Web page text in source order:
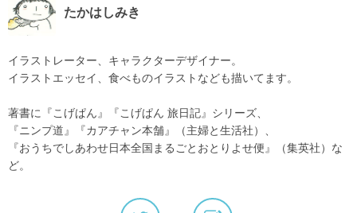
たかはしみき
イラストレーター、キャラクターデザイナー。
イラストエッセイ、食べものイラストなども描いてます。
著書に『こげぱん』『こげぱん 旅日記』シリーズ、
『ニンプ道』『カアチャン本舗』（主婦と生活社）、
『おうちでしあわせ日本全国まるごとおとりよせ便』（集英社）な
ど。